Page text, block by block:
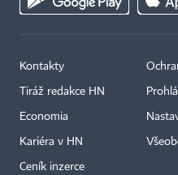
Kontakty
Tiráž redakce HN
Economia
Kariéra v HN
Ceník inzerce